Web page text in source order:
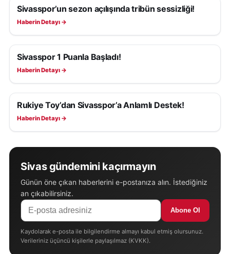
SIVASSPOR HABERLERI
Sivasspor’un sezon açılışında tribün sessizliği!
Haberin Detayı →
SIVASSPOR HABERLERI
Sivasspor 1 Puanla Başladı!
Haberin Detayı →
SIVASSPOR HABERLERI
Rukiye Toy’dan Sivasspor’a Anlamlı Destek!
Haberin Detayı →
Sivas gündemini kaçırmayın
Günün öne çıkan haberlerini e-postanıza alın. İstediğiniz
an çıkabilirsiniz.
Abone Ol
Kaydolarak e-posta ile bilgilendirme almayı kabul etmiş olursunuz.
Verileriniz üçüncü kişilerle paylaşılmaz (KVKK).